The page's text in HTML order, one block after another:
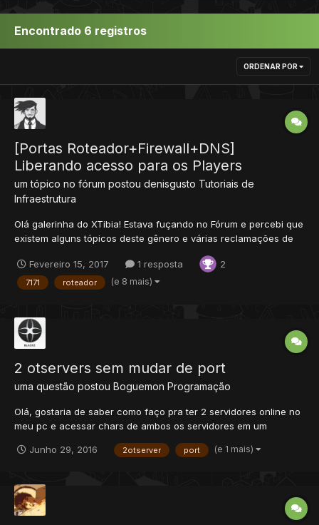
Encontrado 6 registros
ORDENAR POR
[Portas Roteador+Firewall+DNS]
Liberando acesso para os Players
um tópico no fórum postou denisgusto Tutoriais de
Infraestrutura
Olá galerinha do XTibia! Estava fuçando no Fórum e percebi que
existem alguns tópicos deste gênero e várias reclamações de
questão é que são tópicos antigos ou então que ensinam os
players meio por cima como deixar o servidor on-line,...
Fevereiro 15, 2017 1 resposta 2
7171 roteador (e 8 mais)
2 otservers sem mudar de port
uma questão postou Boguemon Programação
Olá, gostaria de saber como faço pra ter 2 servidores online no
meu pc e acessar chars de ambos os servidores em um
7171 pra 7173?
Junho 29, 2016 2otserver port (e 1 mais)